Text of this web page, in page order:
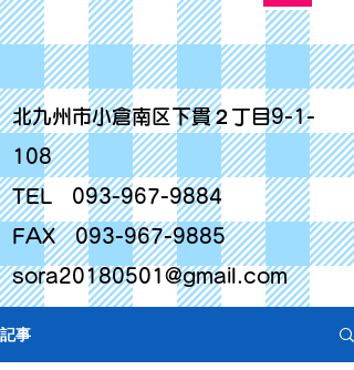
北九州市小倉南区下貫２丁目9-1-
108
TEL
093-967-9884
FAX093-967-9885
sora20180501@gmail.com
記事